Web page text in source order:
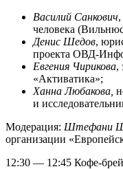
Василий Санкович
человека
Денис Шедов,
проекта ОВД-
Евгения Чирикова,
«Активатика»;
Ханна Любакова,
и
Модерация: Штефани
организации
12:30 — 12:45 Кофе-